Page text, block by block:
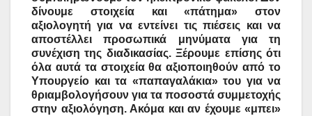
δίνουμε στοιχεία και «πάτημα» στον
αξιολογητή για να εντείνει τις πιέσεις και να
αποστέλλει προσωπικά μηνύματα για τη
συνέχιση της διαδικασίας. Ξέρουμε επίσης ότι
όλα αυτά τα στοιχεία θα αξιοποιηθούν από το
Υπουργείο και τα «παπαγαλάκια» του για να
θριαμβολογήσουν για τα ποσοστά συμμετοχής
στην αξιολόγηση. Ακόμα και αν έχουμε «μπει»